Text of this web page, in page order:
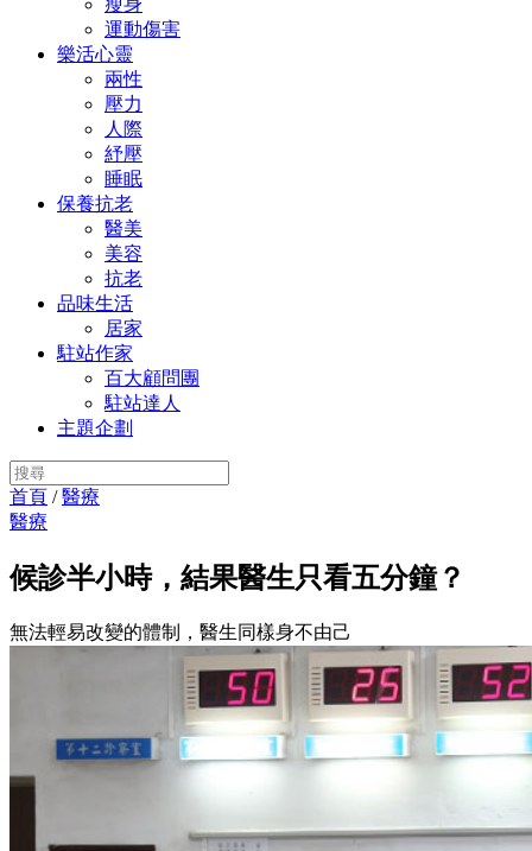
瘦身
運動傷害
樂活心靈
兩性
壓力
人際
紓壓
睡眠
保養抗老
醫美
美容
抗老
品味生活
居家
駐站作家
百大顧問團
駐站達人
主題企劃
首頁 /醫療
醫療
候診半小時，結果醫生只看五分鐘？
無法輕易改變的體制，醫生同樣身不由己